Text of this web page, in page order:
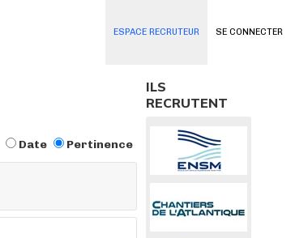
SE CONNECTER
ESPACE RECRUTEUR
Date Pertinence
ILS
RECRUTENT